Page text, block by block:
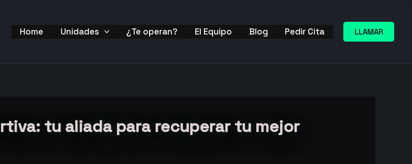
Home Unidades ¿Te operan? El Equipo Blog Pedir Cita LLAMAR
tu aliada para recuperar tu mejor